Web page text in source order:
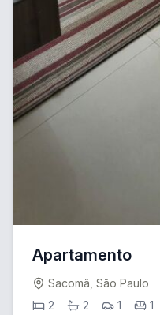
Apartamento
Sacomã, São Paulo
2
2 1 1